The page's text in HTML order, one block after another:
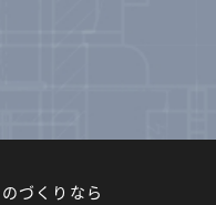
づくりなら